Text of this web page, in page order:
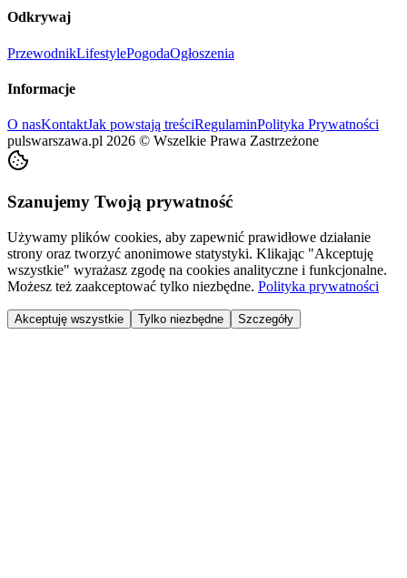
Odkrywaj
PrzewodnikLifestylePogodaOgłoszenia
Informacje
O nasKontaktJak powstają treściRegulaminPolityka Prywatności
pulswarszawa.pl 2026 © Wszelkie Prawa Zastrzeżone
Szanujemy Twoją prywatność
Używamy plików cookies, aby zapewnić prawidłowe działanie
strony oraz tworzyć anonimowe statystyki. Klikając "Akceptuję
wszystkie" wyrażasz zgodę na cookies analityczne i funkcjonalne.
Możesz też zaakceptować tylko niezbędne. Polityka prywatności
Akceptuję wszystkie Tylko niezbędne Szczegóły